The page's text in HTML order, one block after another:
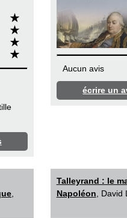
Aucun avis
écrire un
Talleyrand : le
Napoléon ,